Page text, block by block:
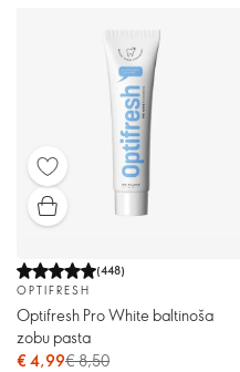
(448)
OPTIFRESH
Optifresh Pro White baltinoša
zobu pasta
€ 4,99€ 8,50